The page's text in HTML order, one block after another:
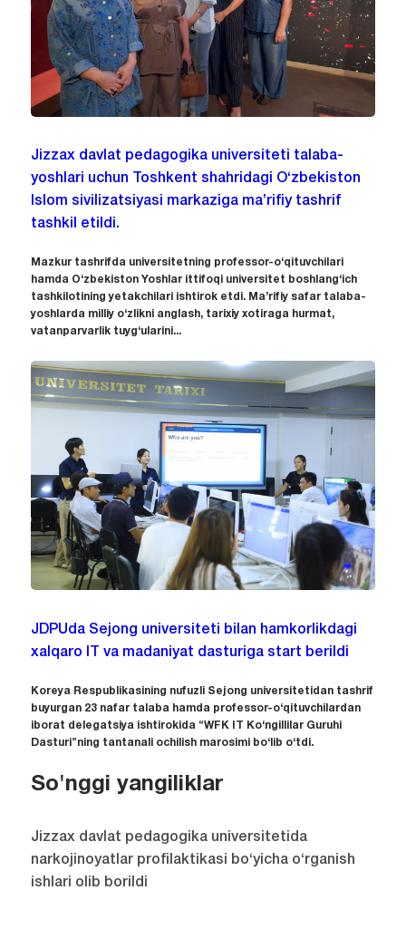
Jizzax davlat pedagogika universiteti talaba-
yoshlari uchun Toshkent shahridagi O‘zbekiston
Islom sivilizatsiyasi markaziga ma’rifiy tashrif
tashkil etildi.
Mazkur tashrifda universitetning professor-o‘qituvchilari
hamda O‘zbekiston Yoshlar ittifoqi universitet boshlang‘ich
tashkilotining yetakchilari ishtirok etdi. Ma’rifiy safar talaba-
yoshlarda milliy o‘zlikni anglash, tarixiy xotiraga hurmat,
vatanparvarlik tuyg‘ularini...
JDPUda Sejong universiteti bilan hamkorlikdagi
xalqaro IT va madaniyat dasturiga start berildi
Koreya Respublikasining nufuzli Sejong universitetidan tashrif
buyurgan 23 nafar talaba hamda professor-o‘qituvchilardan
iborat delegatsiya ishtirokida “WFK IT Ko‘ngillilar Guruhi
Dasturi”ning tantanali ochilish marosimi bo‘lib o‘tdi.
So'nggi yangiliklar
Jizzax davlat pedagogika universitetida
narkojinoyatlar profilaktikasi bo‘yicha o‘rganish
ishlari olib borildi